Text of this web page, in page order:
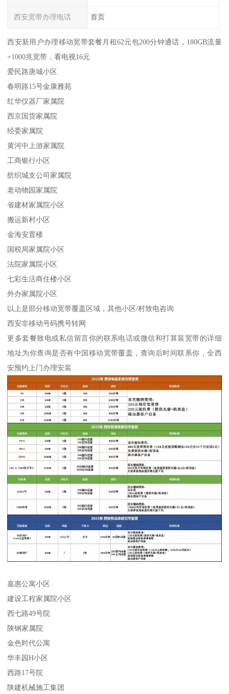
西安宽带办理电话 首页
西安新用户办理移动宽带套餐月租62元包200分钟通话，180GB流量
+1000兆宽带，看电视16元
爱民路唐城小区
春明路15号金康雅苑
红华仪器厂家属院
西京国货家属院
经委家属院
黄河中上游家属院
工商银行小区
纺织城支公司家属院
老动物园家属院
省建材家属院小区
搬运新村小区
金海安置楼
国税局家属院小区
法院家属院小区
七彩生活商住楼小区
外办家属院小区
以上是部分移动宽带覆盖区域，其他小区/村致电咨询
西安非移动号码携号转网
更多套餐致电或私信留言你的联系电话或微信和打算装宽带的详细
地址为你查询是否有中国移动宽带覆盖，查询后时间联系你，全西
安预约上门办理安装
嘉惠公寓小区
建设工程家属院小区
西七路49号院
陕钢家属院
金色时代公寓
华丰园H小区
西路17号院
陕建机械施工集团